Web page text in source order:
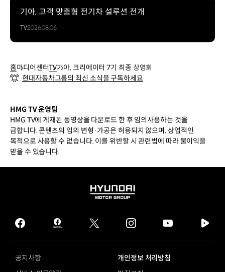
기아, 고객 맞춤형 전기차 설루션 전개
TV2026.08.06
홈미디어센터TV기아, 크리에이터 7기 최종 상영회
현대자동차그룹의 최신 소식을 구독하세요
HMG TV 운영팀
HMG TV에 게재된 동영상을 다운로드 한 후 임의사용하는 것을
금합니다. 콘텐츠의 임의 변형·가공은 허용되지 않으며, 상업적인
목적으로 사용할 수 없습니다. 이를 위반할 시 관련법에 따라 불이익을
받을 수 있습니다.
HYUNDAI
GROUP
facebook
hmg
journal
twitter instagram
tv
공지사항
개인정보 처리방침